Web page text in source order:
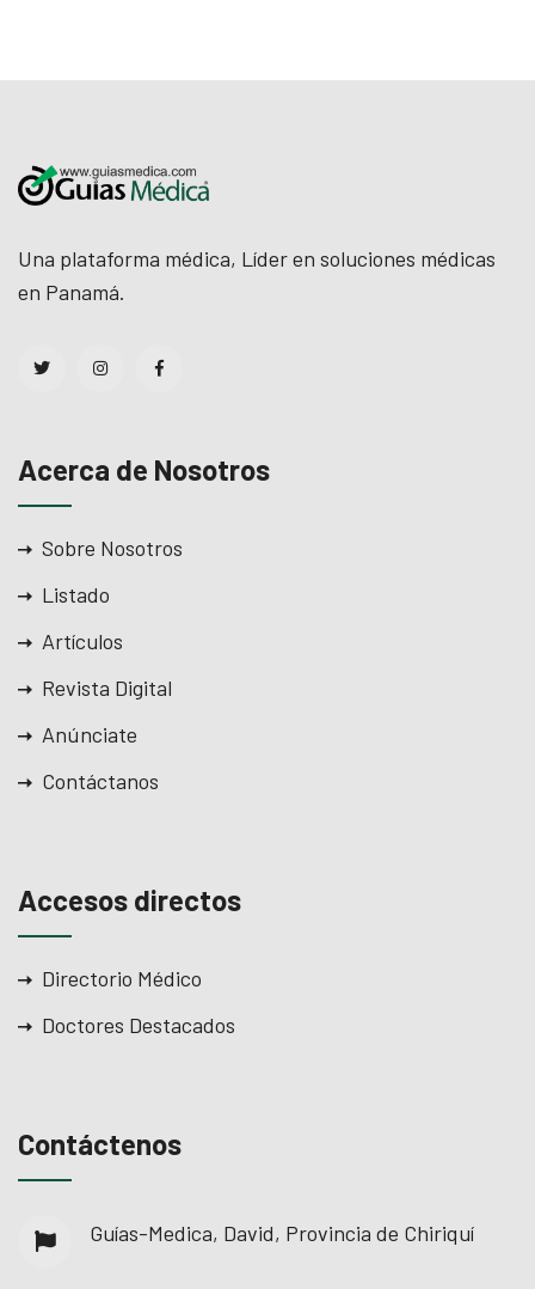
Una plataforma médica, Líder en soluciones médicas
en Panamá.
Acerca de Nosotros
Sobre Nosotros
Listado
Artículos
Revista Digital
Anúnciate
Contáctanos
Accesos directos
Directorio Médico
Doctores Destacados
Contáctenos
Guías-Medica, David, Provincia de Chiriquí